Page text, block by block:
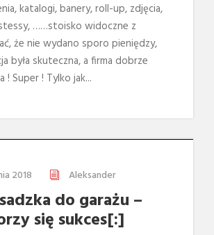
katalogi, banery, roll-up, zdjęcia,
……stoisko widoczne z
że nie wydano sporo pieniędzy,
była skuteczna, a firma dobrze
! Super ! Tylko jak...
2018 Aleksander
do garażu –
się sukces[:]